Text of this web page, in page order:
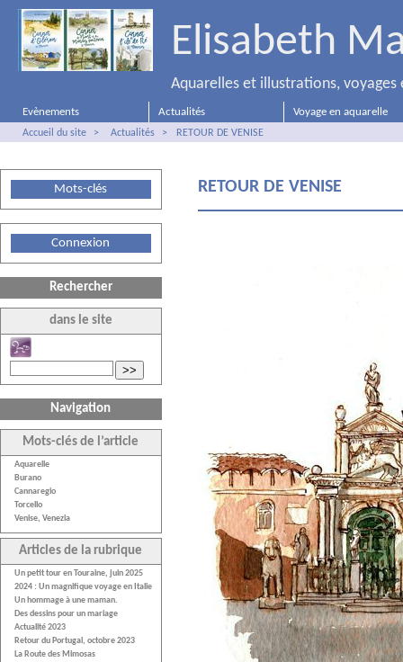
Elisabeth
Aquarelles et illustrations, voyages
Evènements Actualités Voyage en aquarelle
Accueil du site > Actualités > RETOUR DE VENISE
RETOUR DE VENISE
Mots-clés
Connexion
Rechercher
dans le site
>>
Navigation
Mots-clés de l’article
Aquarelle
Burano
Cannaregio
Torcello
Venise, Venezia
Articles de la rubrique
Un petit tour en Touraine, juin 2025
2024 : Un magnifique voyage en Italie
Un hommage à une maman.
Des dessins pour un mariage
Actualité 2023
Retour du Portugal, octobre 2023
La Route des Mimosas